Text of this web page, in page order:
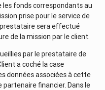
fonds correspondants au
prise pour le service de
sera effectué
de la mission par le client.
par le prestataire de
a coché la case
données associées à cette
financier. Dans le